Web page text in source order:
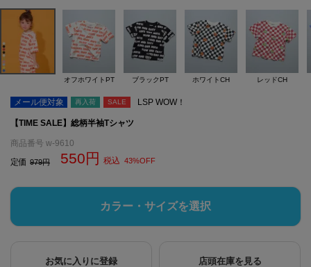
オフホワイトPT ブラックPT ホワイトCH レッドCH
メール便対象 再入荷 SALE LSP WOW！
【TIME SALE】総柄半袖Tシャツ
商品番号 w-9610
定価 979 550 税込 43%OFF
カラー・サイズを選択
お気に入りに登録 店頭在庫を見る